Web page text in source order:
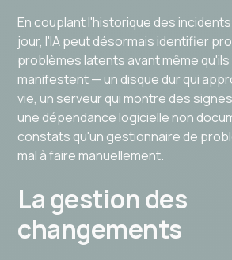
En couplant l'historique des incidents
jour, l'IA peut désormais identifier
problèmes latents avant même qu'ils
manifestent — un disque dur qui
vie, un serveur qui montre des
une dépendance logicielle non
constats qu'un gestionnaire de
mal à faire manuellement.
La gestion des
changements